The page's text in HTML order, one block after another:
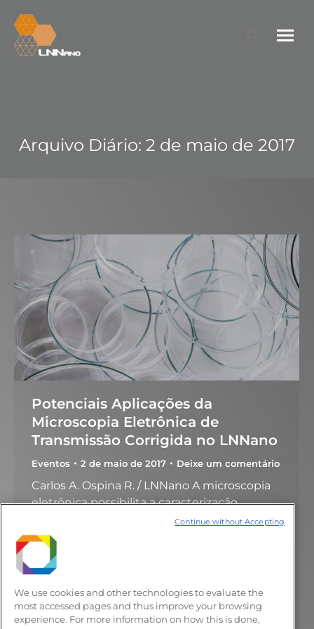
Search:
Arquivo Diário: 2 de maio de 2017
Potenciais Aplicações da
Microscopia Eletrônica de
Transmissão Corrigida no LNNano
Eventos 2 de maio de 2017 Deixe um comentário
Carlos A. Ospina R. / LNNano A microscopia
eletrônica possibilita a caracterização
estrutural e espectroscópica local dos
materiais, e contribui com o aprimoramento
das funcionalidades dos materiais, através
do entendimento das correlações entre os
parâmetros de síntese e/ou de processos, a
estrutura, e as propriedades. Porém, o
aperfeiçoamento das técnicas de
We use cookies and other technologies to evaluate the
most accessed pages and thus improve your browsing
experience. For more information on how this is done,
Continue without Accepting